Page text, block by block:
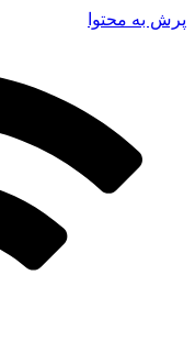
پرش به محتوا